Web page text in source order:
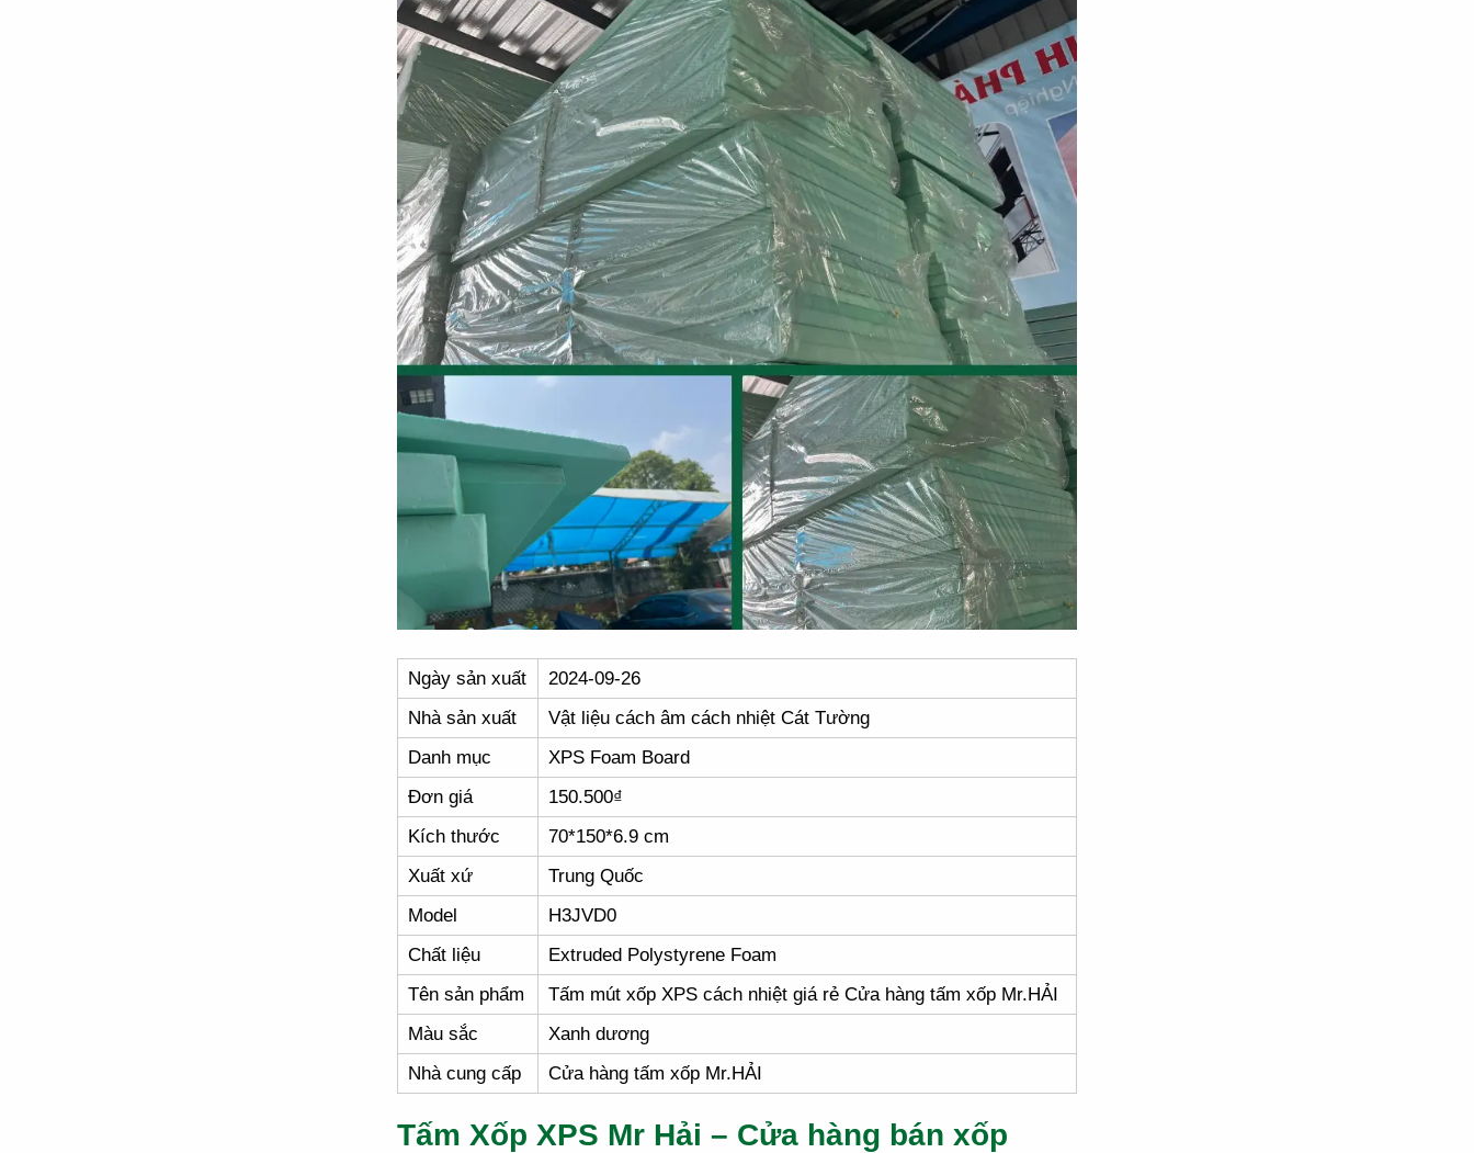
Ngày sản xuất
2024-09-26
Nhà sản xuất
Vật liệu cách âm cách nhiệt Cát Tường
Danh mục
XPS Foam Board
Đơn giá
150.500₫
Kích thước
70*150*6.9 cm
Xuất xứ
Trung Quốc
Model
H3JVD0
Chất liệu
Extruded Polystyrene Foam
Tên sản phẩm
Tấm mút xốp XPS cách nhiệt giá rẻ Cửa hàng tấm xốp Mr.HẢI
Màu sắc
Xanh dương
Nhà cung cấp
Cửa hàng tấm xốp Mr.HẢI
Tấm Xốp XPS Mr Hải – Cửa hàng bán xốp